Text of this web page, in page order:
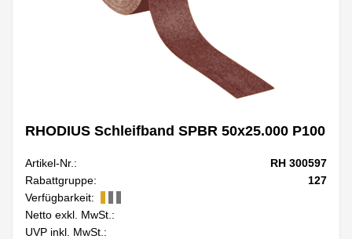
RHODIUS Schleifband SPBR 50x25.000 P100
Artikel-Nr.:
RH 300597
Rabattgruppe:
127
Verfügbarkeit:
Netto exkl. MwSt.:
UVP inkl. MwSt.: